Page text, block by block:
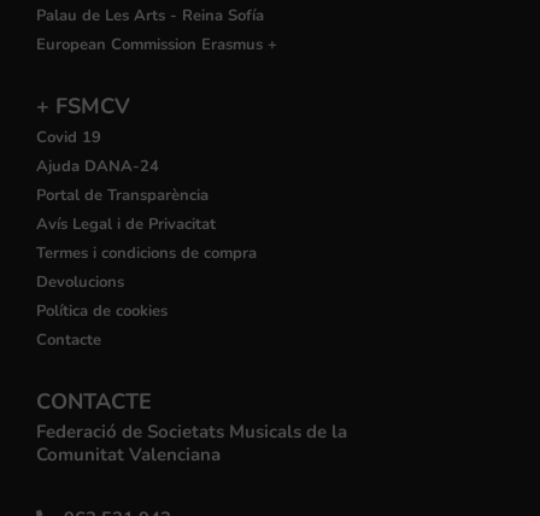
Palau de Les Arts - Reina Sofía
European Commission Erasmus +
+ FSMCV
Covid 19
Ajuda DANA-24
Portal de Transparència
Avís Legal i de Privacitat
Termes i condicions de compra
Devolucions
Política de cookies
Contacte
CONTACTE
Federació de Societats Musicals de la
Comunitat Valenciana